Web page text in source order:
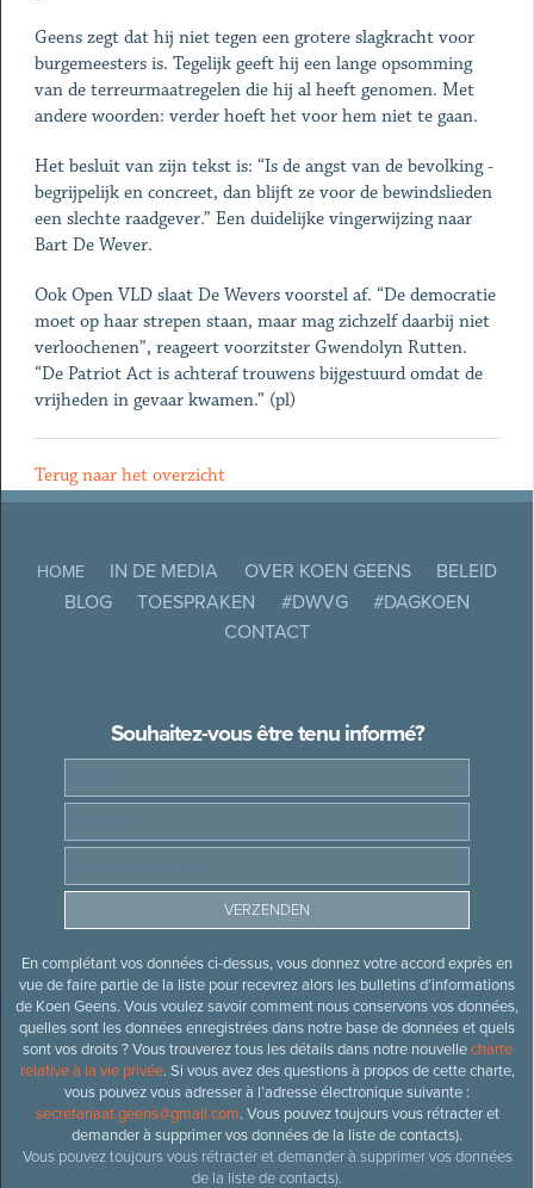
Geens zegt dat hij niet tegen een grotere slagkracht voor
burgemeesters is. Tegelijk geeft hij een lange opsomming
van de terreurmaatregelen die hij al heeft genomen. Met
andere woorden: ­verder hoeft het voor hem niet te gaan.
Het besluit van zijn tekst is: “Is de angst van de bevolking ­
begrijpelijk en concreet, dan blijft ze voor de bewindslieden
een slechte raadgever.” Een duidelijke vingerwijzing naar
Bart De Wever.
Ook Open VLD slaat De Wevers voorstel af. “De democratie
moet op haar strepen staan, maar mag zichzelf daarbij niet
verloochenen”, reageert voorzitster Gwendolyn Rutten.
“De Patriot Act is achteraf trouwens bijgestuurd ­omdat de
vrijheden in ­gevaar kwamen.” (pl)
Terug naar het overzicht
HOME IN DE MEDIA OVER KOEN GEENS
BELEID
BLOG
TOESPRAKEN #DWVG
#DAGKOEN
CONTACT
Souhaitez-vous être tenu informé?
En complétant vos données ci-dessus, vous donnez votre accord exprès en
vue de faire partie de la liste pour recevrez alors les bulletins d’informations
de Koen Geens. Vous voulez savoir comment nous conservons vos données,
quelles sont les données enregistrées dans notre base de données et quels
sont vos droits ? Vous trouverez tous les détails dans notre nouvellecharte
relative à la vie privée. Si vous avez des questions à propos de cette charte,
vous pouvez vous adresser à l’adresse électronique suivante :
secretariaat.geens@gmail.com. Vous pouvez toujours vous rétracter et
demander à supprimer vos données de la liste de contacts).
Vous pouvez toujours vous rétracter et demander à supprimer vos données
de la liste de contacts).